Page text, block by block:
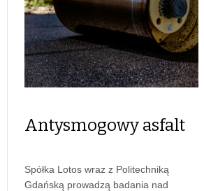
Antysmogowy asfalt
Spółka Lotos wraz z Politechniką
Gdańską prowadzą badania nad